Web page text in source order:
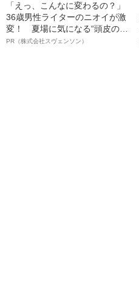
「えっ、こんなに変わるの？」
36歳男性ライターのニオイが激
変！ 夏場に気になる“頭皮のニ
オイ”や“ベタつき”を解消す
PR（株式会社スヴェンソン）